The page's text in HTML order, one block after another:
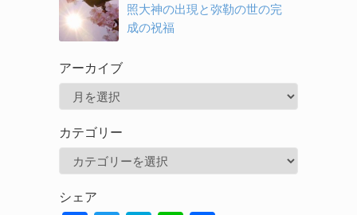
照大神の出現と弥勒の世の完
成の祝福
アーカイブ
カ
カテゴリー
ゴ
シェア